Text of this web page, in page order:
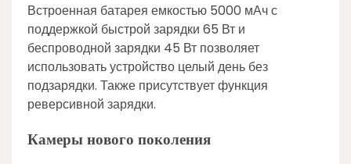
Встроенная батарея емкостью 5000 мАч с
поддержкой быстрой зарядки 65 Вт и
беспроводной зарядки 45 Вт позволяет
использовать устройство целый день без
подзарядки. Также присутствует функция
реверсивной зарядки.
Камеры нового поколения